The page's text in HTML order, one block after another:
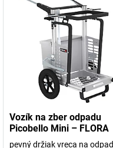
Vozík na zber odpadu
Picobello Mini – FLORA
pevný držiak vreca na odpad